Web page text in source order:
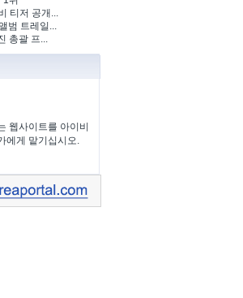
티저 공개...
범 트레일...
총괄 프...
웹사이트를 아이비
에게 맡기십시오.